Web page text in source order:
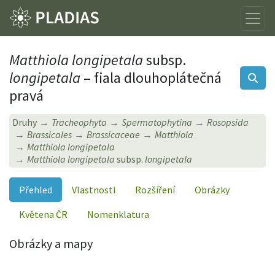
Matthiola longipetalasubsp.
longipetala– fiala dlouhoplátečná
pravá
Druhy Tracheophyta Spermatophytina
Rosopsida
Brassicales
Brassicaceae
Matthiola
Matthiola longipetala
Matthiola longipetalasubsp. longipetala
Přehled Vlastnosti Rozšíření
Obrázky
Květena ČR
Nomenklatura
Obrázky a mapy